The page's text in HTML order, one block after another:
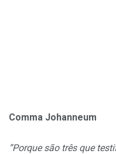
Comma Johanneum
“Porque são três que